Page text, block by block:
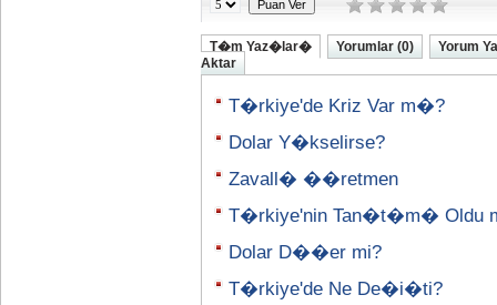
T�m Yaz�lar� Yorumlar (0)
Yorum
Aktar
T�rkiye'de Kriz Var m�?
Dolar Y�kselirse?
Zavall� ��retmen
T�rkiye'nin Tan�t�m� Oldu
Dolar D��er mi?
T�rkiye'de Ne De�i�ti?